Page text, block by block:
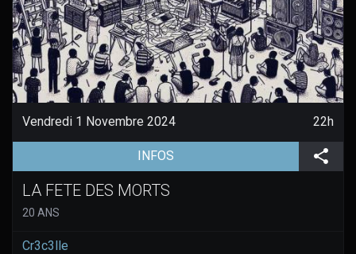
Vendredi 1 Novembre 2024 22h
INFOS (aller à la page de l'évènement)
LA FETE DES MORTS
20 ANS
Cr3c3lle